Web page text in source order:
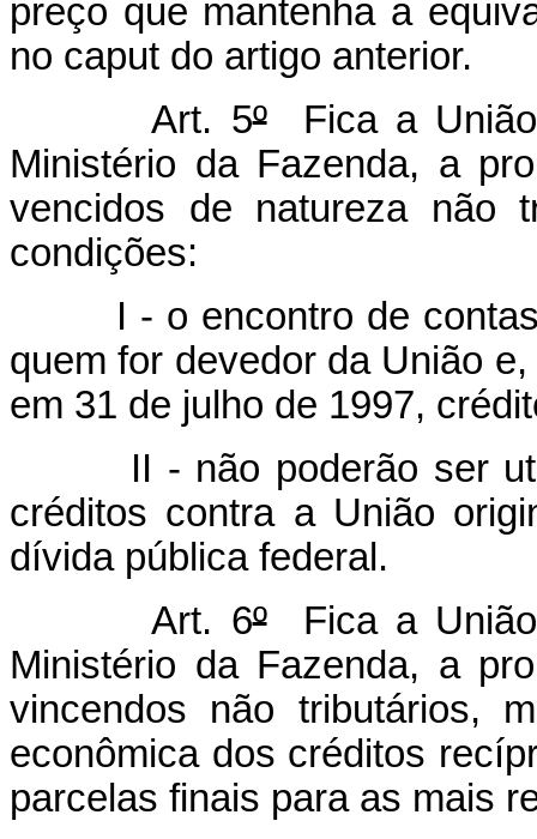
preço que mantenha a
no caput do artigo anterior.
Art. 5ºFica a União
Ministério da Fazenda, a
vencidos de natureza não
condições:
I - o encontro de contas
quem for devedor da União
em 31 de julho de 1997,
II - não poderão ser
créditos contra a União
dívida pública federal.
Art. 6ºFica a União
Ministério da Fazenda, a
vincendos não tributários,
econômica dos créditos
parcelas finais para as mais